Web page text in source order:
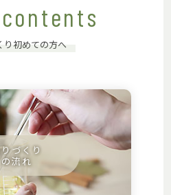
り初めての方へ